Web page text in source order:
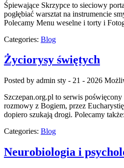
Śpiewające Skrzypce to sieciowy
pogłębiać warsztat na instrumencie
Polecamy Menu weselne i torty i
Categories: Blog
Życiorysy świętych
Posted by admin sty - 21 - 2026
Szczepan.org.pl to serwis
rozmowy z Bogiem, przez
dopiero szukają drogi. Polecamy
Categories: Blog
Neurobiologia i